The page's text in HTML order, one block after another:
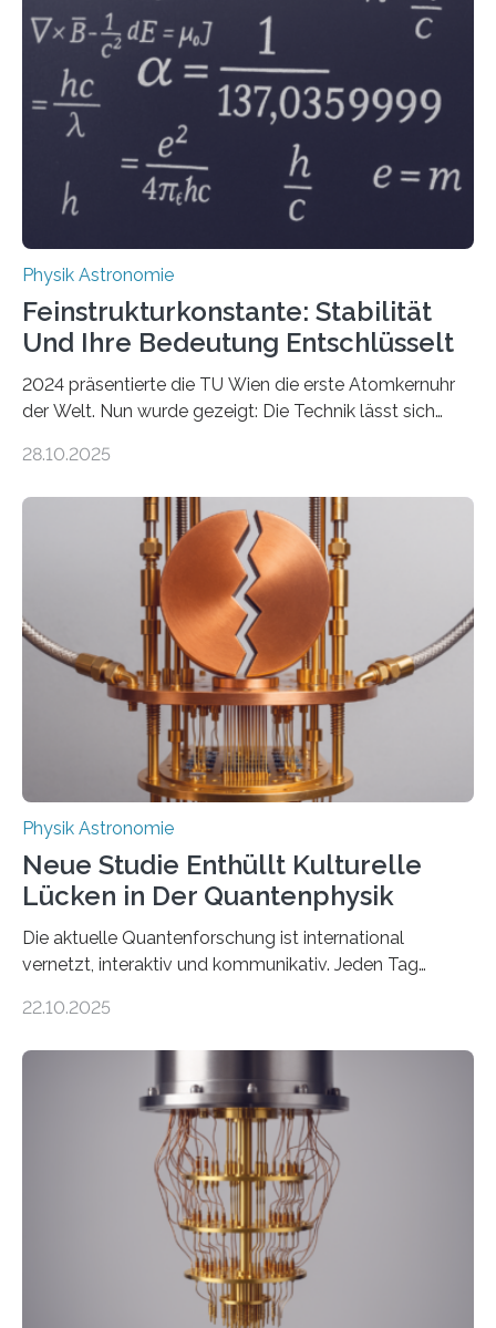
Physik Astronomie
Feinstrukturkonstante: Stabilität
Und Ihre Bedeutung Entschlüsselt
2024 präsentierte die TU Wien die erste Atomkernuhr
der Welt. Nun wurde gezeigt: Die Technik lässt sich
fundamentalen Physik nachzugehen. Thorium-
Messungen verwenden. Das hatte man jahrzehntelang
vermutet, weltweit war nach den passenden
Atomkern-Zuständen gesucht worden, 2024 gelang
einem Team der TU Wien mit Unterstützung
internationaler Partner der entscheidende Durchbruch:
Der lange diskutierte Thorium-Kernübergang wurde
gefunden. Kurz darauf konnte man zeigen, dass sich
Thorium tatsächlich nutzen lässt, um hochpräzise…
28.10.2025
Physik Astronomie
Neue Studie Enthüllt Kulturelle
Lücken in Der Quantenphysik
Die aktuelle Quantenforschung ist international
vernetzt, interaktiv und kommunikativ. Jeden Tag
oft von Autor*innen, die eng zusammenarbeiten. Neue
werden schnell weiterentwickelt. Dies ist der Alltag in
der Forschung der Quantentheorie, die dieses Jahr 100
Jahre alt geworden ist, weshalb die UNESCO 2025 zum
Internationalen Jahr der Quantenwissenschaft und -
technologie ausgerufen hat. Doch nun hat eine
internationale Forschungsgruppe um den
22.10.2025